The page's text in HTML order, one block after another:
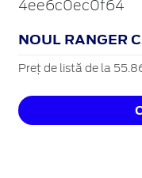
NOUL RANGER
Preț de listă de la